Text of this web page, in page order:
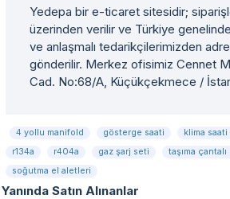
Yedepa bir e-ticaret sitesidir;
üzerinden verilir ve Türkiye
ve anlaşmalı tedarikçilerimizden
gönderilir. Merkez ofisimiz Cennet
Cad. No:68/A, Küçükçekmece /
4 yollu manifold gösterge saati klima saati
r134a
r404a gaz şarj seti
taşıma
soğutma el aletleri
Yanında Satın Alınanlar